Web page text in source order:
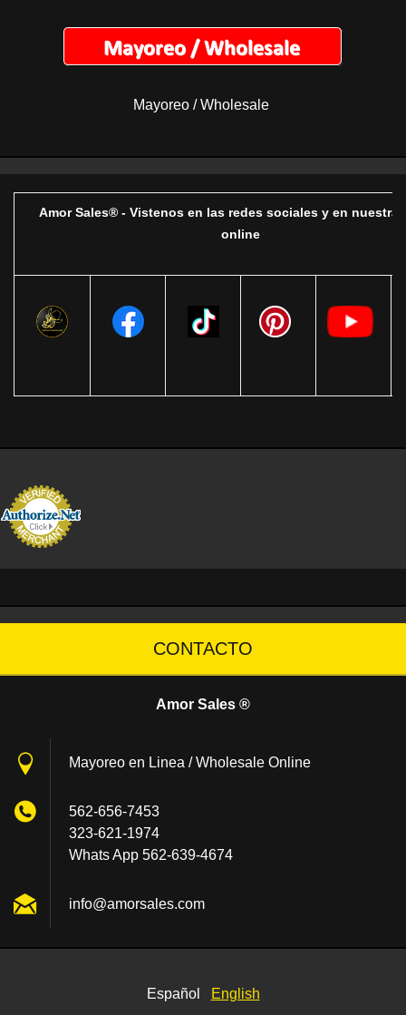
Mayoreo / Wholesale
Amor Sales® - Vistenos en las redes sociales y en nuestra
online
CONTACTO
Amor Sales ®
Mayoreo en Linea / Wholesale Online
562-656-7453
323-621-1974
Whats App 562-639-4674
info@amorsales.com
Español English